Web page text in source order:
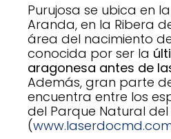
Purujosa se ubica en
Aranda, en la Ribera
área del nacimiento
conocida por ser la
aragonesa antes de
Además, gran parte
encuentra entre los
del Parque Natural del
(